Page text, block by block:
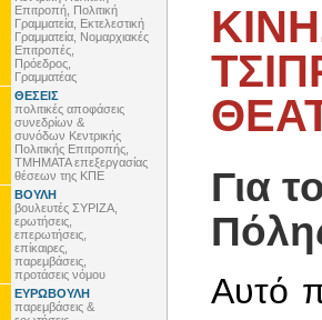
Επιτροπή, Πολιτική
Γραμματεία, Εκτελεστική
Γραμματεία, Νομαρχιακές
Επιτροπές,
Πρόεδρος,
Γραμματέας
ΘΕΣΕΙΣ
πολιτικές αποφάσεις
συνεδρίων &
συνόδων Κεντρικής
Πολιτικής Επιτροπής,
ΤΜΗΜΑΤΑ επεξεργασίας
θέσεων της ΚΠΕ
ΒΟΥΛΗ
βουλευτές ΣΥΡΙΖΑ,
ερωτήσεις,
επερωτήσεις,
επίκαιρες,
παρεμβάσεις,
προτάσεις νόμου
ΕΥΡΩΒΟΥΛΗ
παρεμβάσεις &
Για
Αυτό